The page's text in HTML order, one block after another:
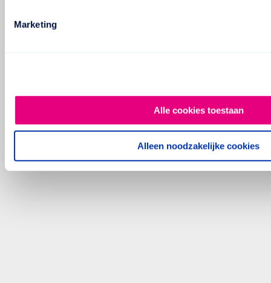
Marketing
Alle cookies toestaan
Alleen noodzakelijke cookies